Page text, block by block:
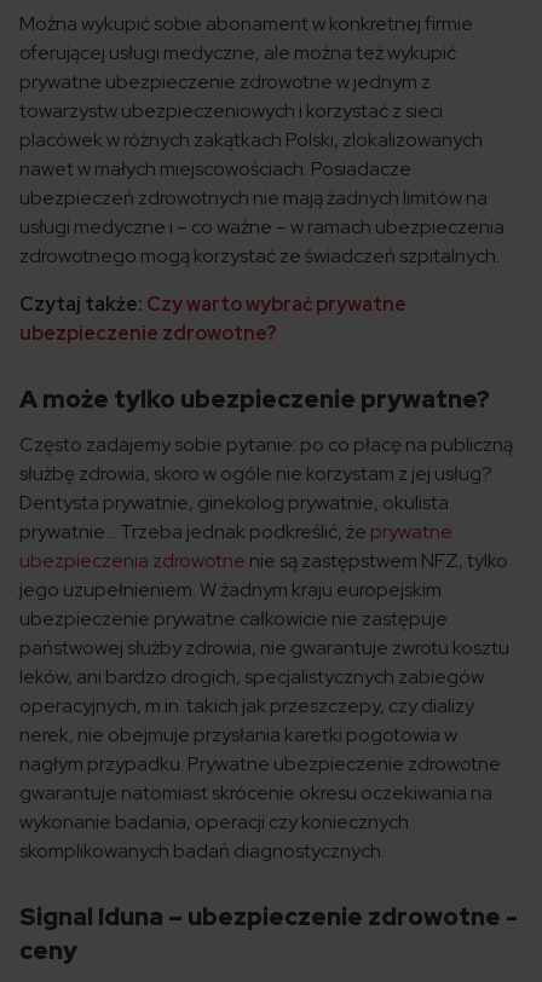
Można wykupić sobie abonament w konkretnej firmie
oferującej usługi medyczne, ale można też wykupić
prywatne ubezpieczenie zdrowotne w jednym z
towarzystw ubezpieczeniowych i korzystać z sieci
placówek w różnych zakątkach Polski, zlokalizowanych
nawet w małych miejscowościach. Posiadacze
ubezpieczeń zdrowotnych nie mają żadnych limitów na
usługi medyczne i – co ważne – w ramach ubezpieczenia
zdrowotnego mogą korzystać ze świadczeń szpitalnych.
Czytaj także: Czy warto wybrać prywatne
ubezpieczenie zdrowotne?
A może tylko ubezpieczenie prywatne?
Często zadajemy sobie pytanie: po co płacę na publiczną
służbę zdrowia, skoro w ogóle nie korzystam z jej usług?
Dentysta prywatnie, ginekolog prywatnie, okulista
prywatnie… Trzeba jednak podkreślić, że prywatne
ubezpieczenia zdrowotne nie są zastępstwem NFZ, tylko
jego uzupełnieniem. W żadnym kraju europejskim
ubezpieczenie prywatne całkowicie nie zastępuje
państwowej służby zdrowia, nie gwarantuje zwrotu kosztu
leków, ani bardzo drogich, specjalistycznych zabiegów
operacyjnych, m.in. takich jak przeszczepy, czy dializy
nerek, nie obejmuje przysłania karetki pogotowia w
nagłym przypadku. Prywatne ubezpieczenie zdrowotne
gwarantuje natomiast skrócenie okresu oczekiwania na
wykonanie badania, operacji czy koniecznych
skomplikowanych badań diagnostycznych.
Signal Iduna – ubezpieczenie zdrowotne -
ceny